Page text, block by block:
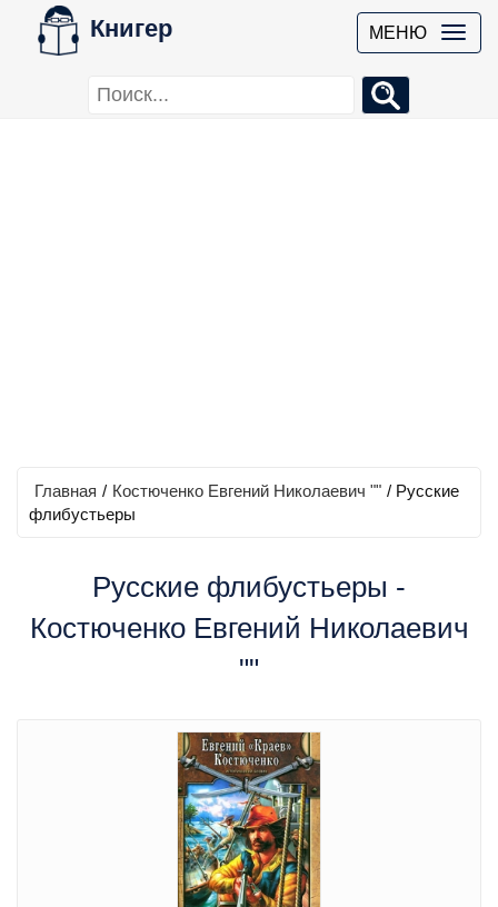
Книгер МЕНЮ
Главная / Костюченко Евгений Николаевич "" / Русские
флибустьеры
Русские флибустьеры -
Костюченко Евгений Николаевич
""